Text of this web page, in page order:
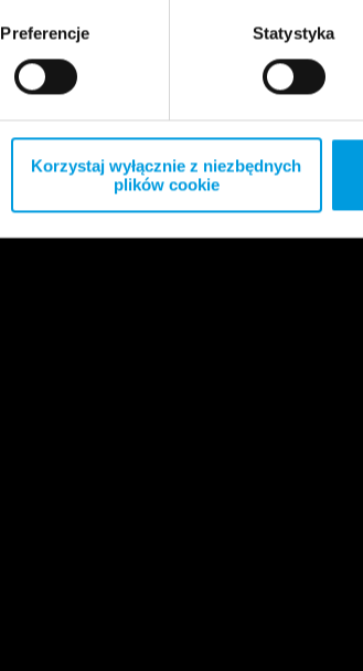
Preferencje Statystyka
Korzystaj wyłącznie z niezbędnych
plików cookie